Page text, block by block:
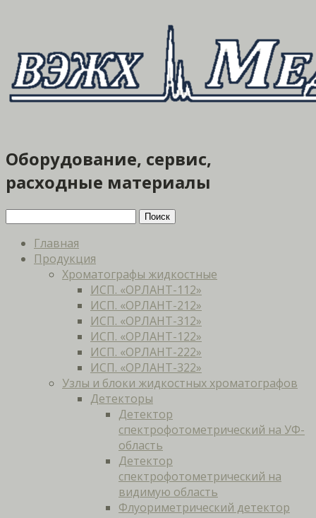
Оборудование, сервис,
расходные материалы
Главная
Продукция
Хроматографы жидкостные
ИСП. «ОРЛАНТ-112»
ИСП. «ОРЛАНТ-212»
ИСП. «ОРЛАНТ-312»
ИСП. «ОРЛАНТ-122»
ИСП. «ОРЛАНТ-222»
ИСП. «ОРЛАНТ-322»
Узлы и блоки жидкостных хроматографов
Детекторы
Детектор
спектрофотометрический на УФ-
область
Детектор
спектрофотометрический на
видимую область
Флуориметрический детектор